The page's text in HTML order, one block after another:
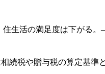
生活の満足度は下がる。
続税や贈与税の算定基準